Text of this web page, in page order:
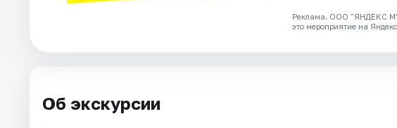
Реклама. ООО "ЯНДЕКС
это мероприятие на
Об экскурсии